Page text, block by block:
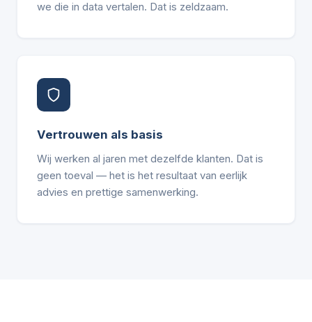
we die in data vertalen. Dat is zeldzaam.
Vertrouwen als basis
Wij werken al jaren met dezelfde klanten. Dat is
geen toeval — het is het resultaat van eerlijk
advies en prettige samenwerking.